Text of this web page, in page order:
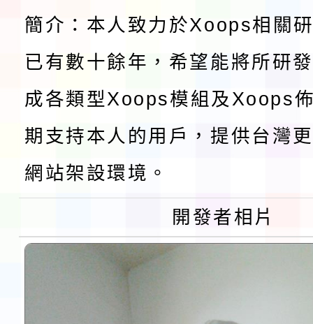
檢送桃園市115學年度
及師生本土語及新住民
實施要點各1份
115年食農教育專業人
程
函轉國家通訊傳播委員
鎮韌性（防空）演習－
速演練執行計畫」
「115年金融知識線上
法」
本校115學年度第1學
第3次招考代課鐘點教
告(不再辦理後續甄選)
檢送「桃園市115學年
賽實施要點」1份
本市「115學年度學生
「桃園市補助參觀特色
簡介：本人致力於Xoops相關
已有數十餘年，希望能將所研
成各類型Xoops模組及Xoops
期支持本人的用戶，提供台灣
網站架設環境。
開發者相片